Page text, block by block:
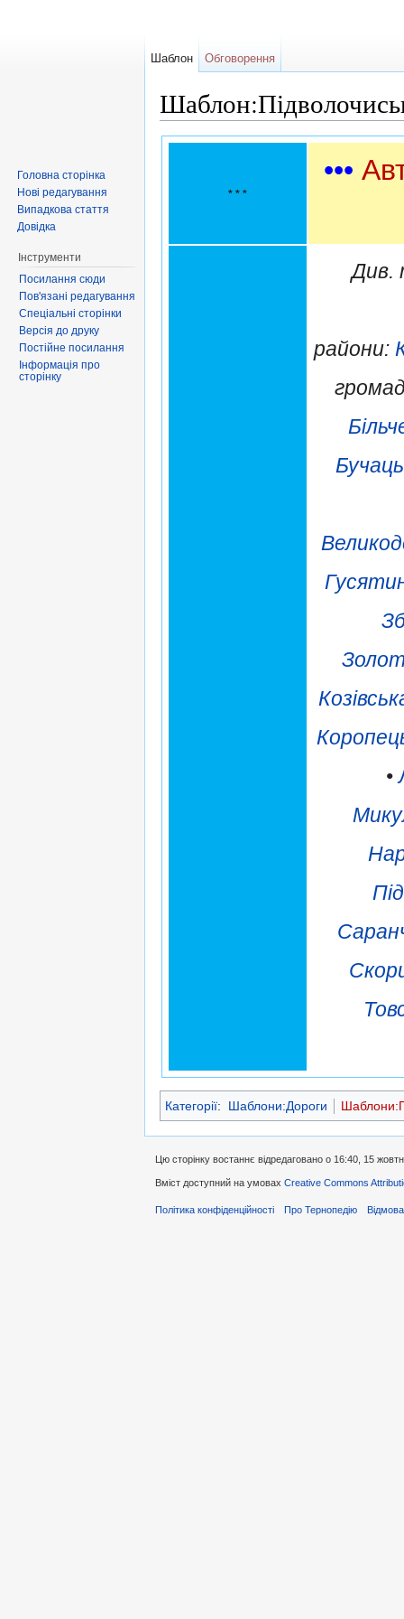
* * *
•••
Див.
райони:
•
Категорії: Шаблони:Дороги
Шаблон Обговорення
Головна сторінка
Нові редагування
Випадкова стаття
Довідка
Інструменти
Посилання сюди
Пов'язані редагування
Спеціальні сторінки
Версія до друку
Постійне посилання
Інформація про
сторінку
Цю сторінку востаннє відредаговано о 16:40, 15
Вміст доступний на умовах Creative Commons
Політика конфіденційності Про Тернопедію